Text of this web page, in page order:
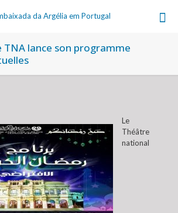
TNA lance son programme
Le
Théâtre
national